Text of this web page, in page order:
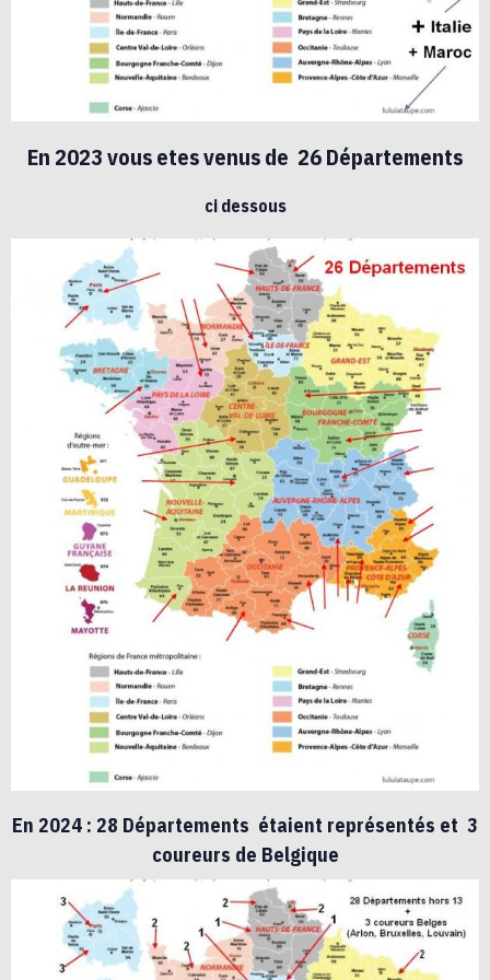
En 2023 vous etes venus de 26 Départements
ci dessous
En 2024 : 28 Départements étaient représentés et 3
coureurs de Belgique